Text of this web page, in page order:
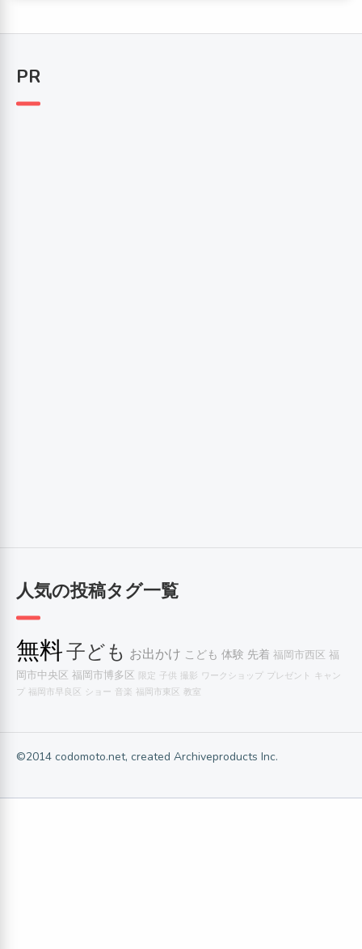
PR
人気の投稿タグ一覧
無料子ども お出かけ こども 体験 先着 福岡市西区 福
岡市中央区 福岡市博多区 限定 子供 撮影 ワークショップ プレゼント キャン
プ 福岡市早良区 ショー 音楽 福岡市東区 教室
©2014 codomoto.net, created Archiveproducts Inc.